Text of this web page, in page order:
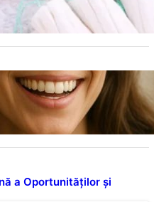
protejează inima:
despre beneficiile
a Oportunităților și